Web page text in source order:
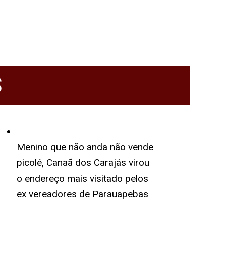
Menino que não anda não vende
picolé, Canaã dos Carajás virou
o endereço mais visitado pelos
ex vereadores de Parauapebas